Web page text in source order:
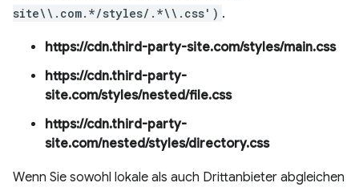
site\\.com.*/styles/.*\\.css') .
https://cdn.third-party-site.com/styles/main.css
https://cdn.third-party-
site.com/styles/nested/file.css
https://cdn.third-party-
site.com/nested/styles/directory.css
Wenn Sie sowohl lokale als auch Drittanbieter abgleichen